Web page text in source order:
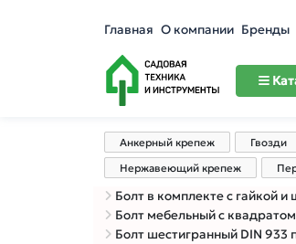
Главная О компании Бренды
Анкерный крепеж Гвозди
Нержавеющий крепеж
Болт в комплекте с гайкой
Болт мебельный с
Болт шестигранный DIN 933